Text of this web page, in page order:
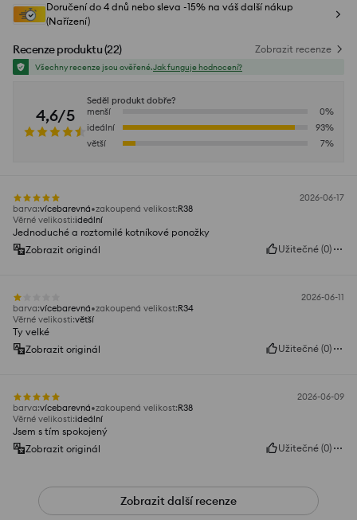
Doručení do 4 dnů nebo sleva -15% na váš další nákup
(Nařízení)
Recenze produktu(22) Zobrazit recenze
Všechny recenze jsou ověřené.Jak funguje hodnocení?
4,6/5
Seděl produkt dobře?
menší
0%
ideální
93%
větší
7%
2026-06-17
barva:vícebarevná zakoupená velikost:R38
Věrné velikosti:ideální
Jednoduché a roztomilé kotníkové ponožky
Zobrazit originál
Užitečné (0)
2026-06-11
barva:vícebarevná zakoupená velikost:R34
Věrné velikosti:větší
Ty velké
Zobrazit originál
Užitečné (0)
2026-06-09
barva:vícebarevná zakoupená velikost:R38
Věrné velikosti:ideální
Jsem s tím spokojený
Zobrazit originál
Užitečné (0)
Zobrazit další recenze